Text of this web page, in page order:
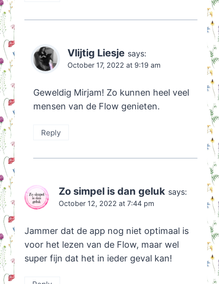
Vlijtig Liesje says:
October 17, 2022 at 9:19 am
Geweldig Mirjam! Zo kunnen heel veel
mensen van de Flow genieten.
Reply
Zo simpel is dan geluk says:
October 12, 2022 at 7:44 pm
Jammer dat de app nog niet optimaal is
voor het lezen van de Flow, maar wel
super fijn dat het in ieder geval kan!